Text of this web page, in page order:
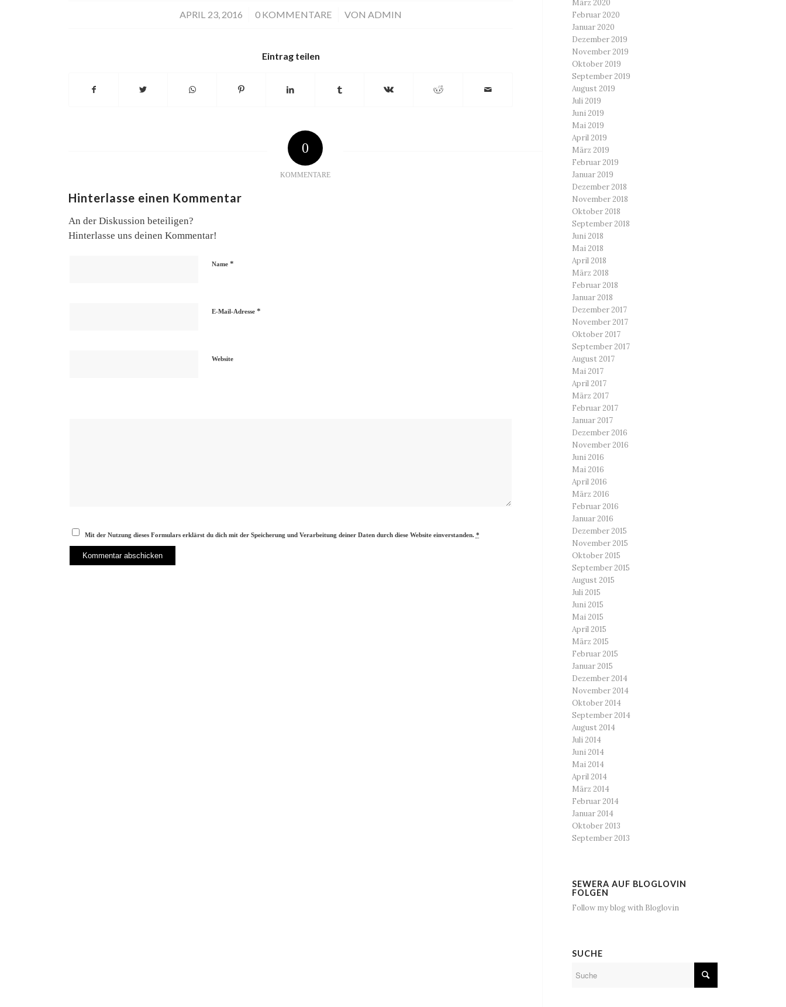
APRIL 23, 2016
/ 0 KOMMENTARE
/ VONADMIN
Eintrag teilen
0
KOMMENTARE
Hinterlasse einen Kommentar
An der Diskussion beteiligen?
Hinterlasse uns deinen Kommentar!
Name*
E-Mail-Adresse*
Website
Mit der Nutzung dieses Formulars erklärst du dich mit der Speicherung und Verarbeitung deiner Daten durch diese Website einverstanden. *
März 2020
Februar 2020
Januar 2020
Dezember 2019
November 2019
Oktober 2019
September 2019
August 2019
Juli 2019
Juni 2019
Mai 2019
April 2019
März 2019
Februar 2019
Januar 2019
Dezember 2018
November 2018
Oktober 2018
September 2018
Juni 2018
Mai 2018
April 2018
März 2018
Februar 2018
Januar 2018
Dezember 2017
November 2017
Oktober 2017
September 2017
August 2017
Mai 2017
April 2017
März 2017
Februar 2017
Januar 2017
Dezember 2016
November 2016
Juni 2016
Mai 2016
April 2016
März 2016
Februar 2016
Januar 2016
Dezember 2015
November 2015
Oktober 2015
September 2015
August 2015
Juli 2015
Juni 2015
Mai 2015
April 2015
März 2015
Februar 2015
Januar 2015
Dezember 2014
November 2014
Oktober 2014
September 2014
August 2014
Juli 2014
Juni 2014
Mai 2014
April 2014
März 2014
Februar 2014
Januar 2014
Oktober 2013
September 2013
SEWERA AUF BLOGLOVIN
FOLGEN
Follow my blog with Bloglovin
SUCHE